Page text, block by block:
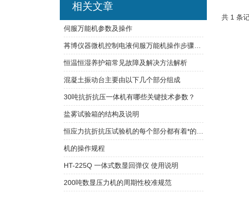
共 1 条
相关文章
伺服万能机参数及操作
苒博仪器微机控制电液伺服万能机操作步骤详解
恒温恒湿养护箱常见故障及解决方法解析
混凝土振动台主要由以下几个部分组成
30吨抗折抗压一体机有哪些关键技术参数？
盐雾试验箱的结构及说明
机的操作规程
HT-225Q 一体式数显回弹仪 使用说明
200吨数显压力机的周期性校准规范